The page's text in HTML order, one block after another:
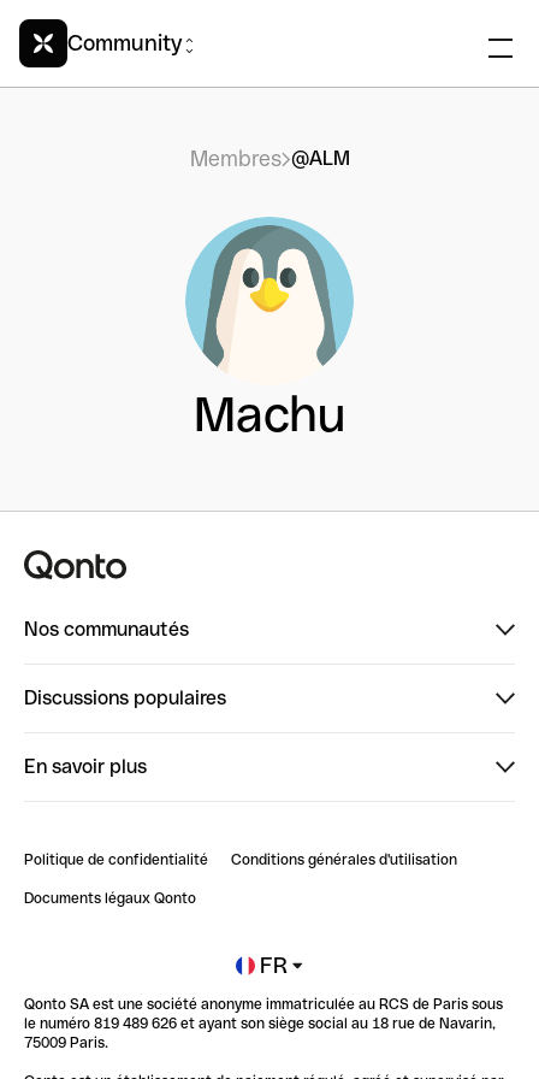
Community
Membres @ALM
Machu
Nos communautés
ClubQonto
Discussions populaires
Impact de l'IA sur les carrières/productivité
En savoir plus
Blog
Newsroom
Glossaire finance
Politique de confidentialité Conditions générales d'utilisation
Documents légaux Qonto
FR
Qonto SA est une société anonyme immatriculée au RCS de Paris sous
le numéro 819 489 626 et ayant son siège social au 18 rue de Navarin,
75009 Paris.